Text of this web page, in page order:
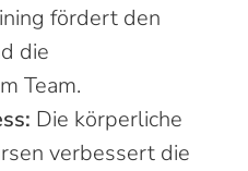
fördert den
die
Team.
Die körperliche
verbessert die